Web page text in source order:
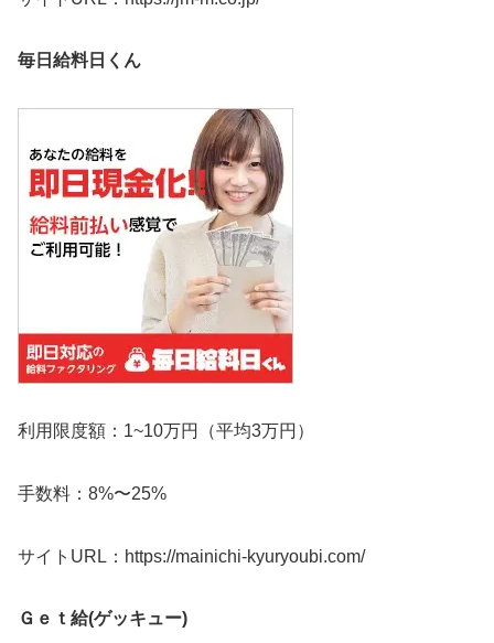
毎日給料日くん
利用限度額：1~10万円（平均3万円）
手数料：8%〜25%
サイトURL：https://mainichi-kyuryoubi.com/
Ｇｅｔ給(ゲッキュー)